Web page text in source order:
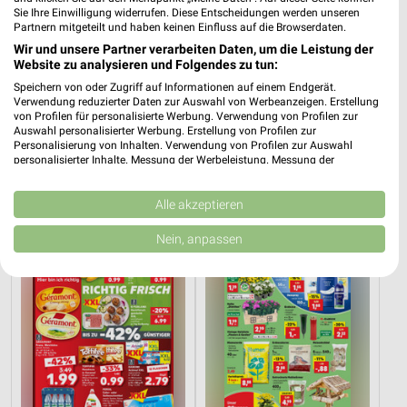
12 km
Dieter Knoll Wohnen Spezial
Thomas Philipps
Sie Ihre Einwilligung widerrufen. Diese Entscheidungen werden unseren
Partnern mitgeteilt und haben keinen Einfluss auf die Browserdaten.
Wir und unsere Partner verarbeiten Daten, um die Leistung der
Website zu analysieren und Folgendes zu tun:
Speichern von oder Zugriff auf Informationen auf einem Endgerät.
Verwendung reduzierter Daten zur Auswahl von Werbeanzeigen. Erstellung
von Profilen für personalisierte Werbung. Verwendung von Profilen zur
Auswahl personalisierter Werbung. Erstellung von Profilen zur
Personalisierung von Inhalten. Verwendung von Profilen zur Auswahl
personalisierter Inhalte. Messung der Werbeleistung. Messung der
Kombinationen von Daten aus verschiedenen Quellen. Entwicklung und
Verbesserung der Angebote. Verwendung reduzierter Daten zur Auswahl
von Inhalten.
Daten können außerhalb der Europäischen Union weitergegeben und in die
USA gesendet werden.
Website/App.
Partnerliste anzeigen (1 IAB-Anbieter)
Wir nutzen Ihre Daten für folgende Zwecke:
IAB-Verarbeitungszwecke:
Speichern von oder Zugriff auf Informationen
auf einem Endgerät
Alle akzeptieren
Nein, anpassen